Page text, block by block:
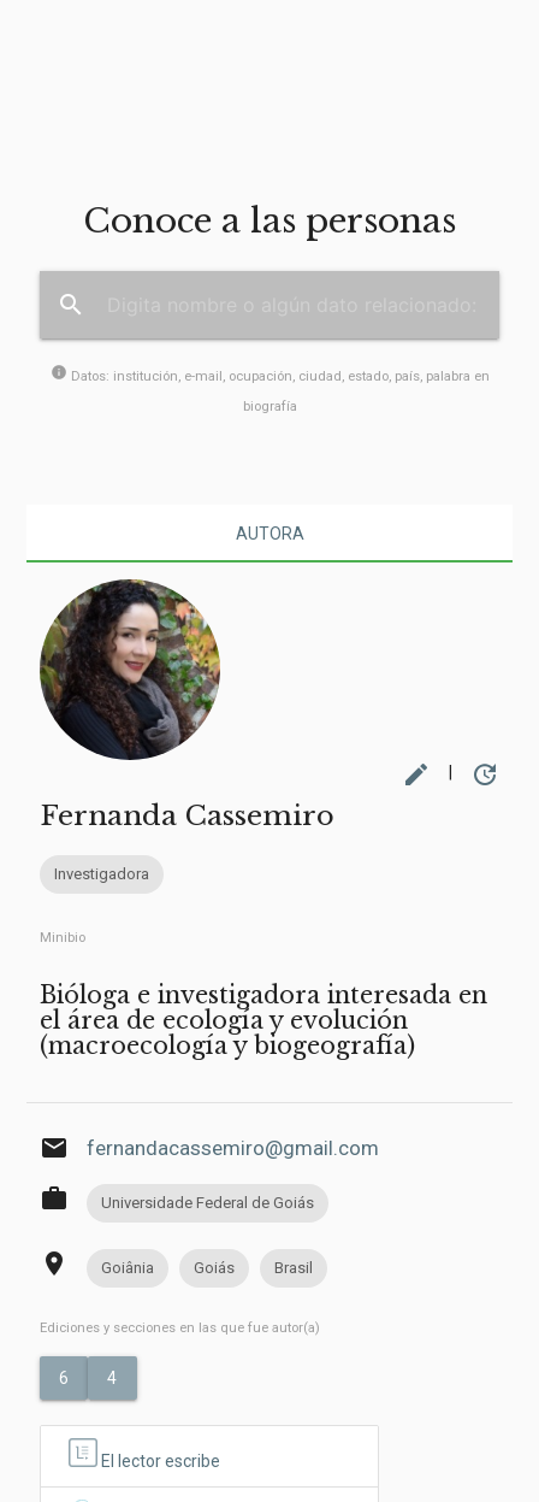
Conoce a las personas
search
info Datos: institución, e-mail, ocupación, ciudad, estado, país, palabra en
biografía
AUTORA
edit update
Fernanda Cassemiro
Investigadora
Minibio
Bióloga e investigadora interesada en
el área de ecología y evolución
(macroecología y biogeografía)
email fernandacassemiro@gmail.com
work Universidade Federal de Goiás
place Goiânia Goiás Brasil
Ediciones y secciones en las que fue autor(a)
6 4
El lector escribe